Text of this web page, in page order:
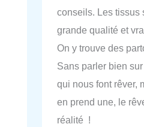
conseils. Les tissus
grande qualité et
On y trouve des
Sans parler bien
qui nous font rêver,
en prend une, le
réalité !